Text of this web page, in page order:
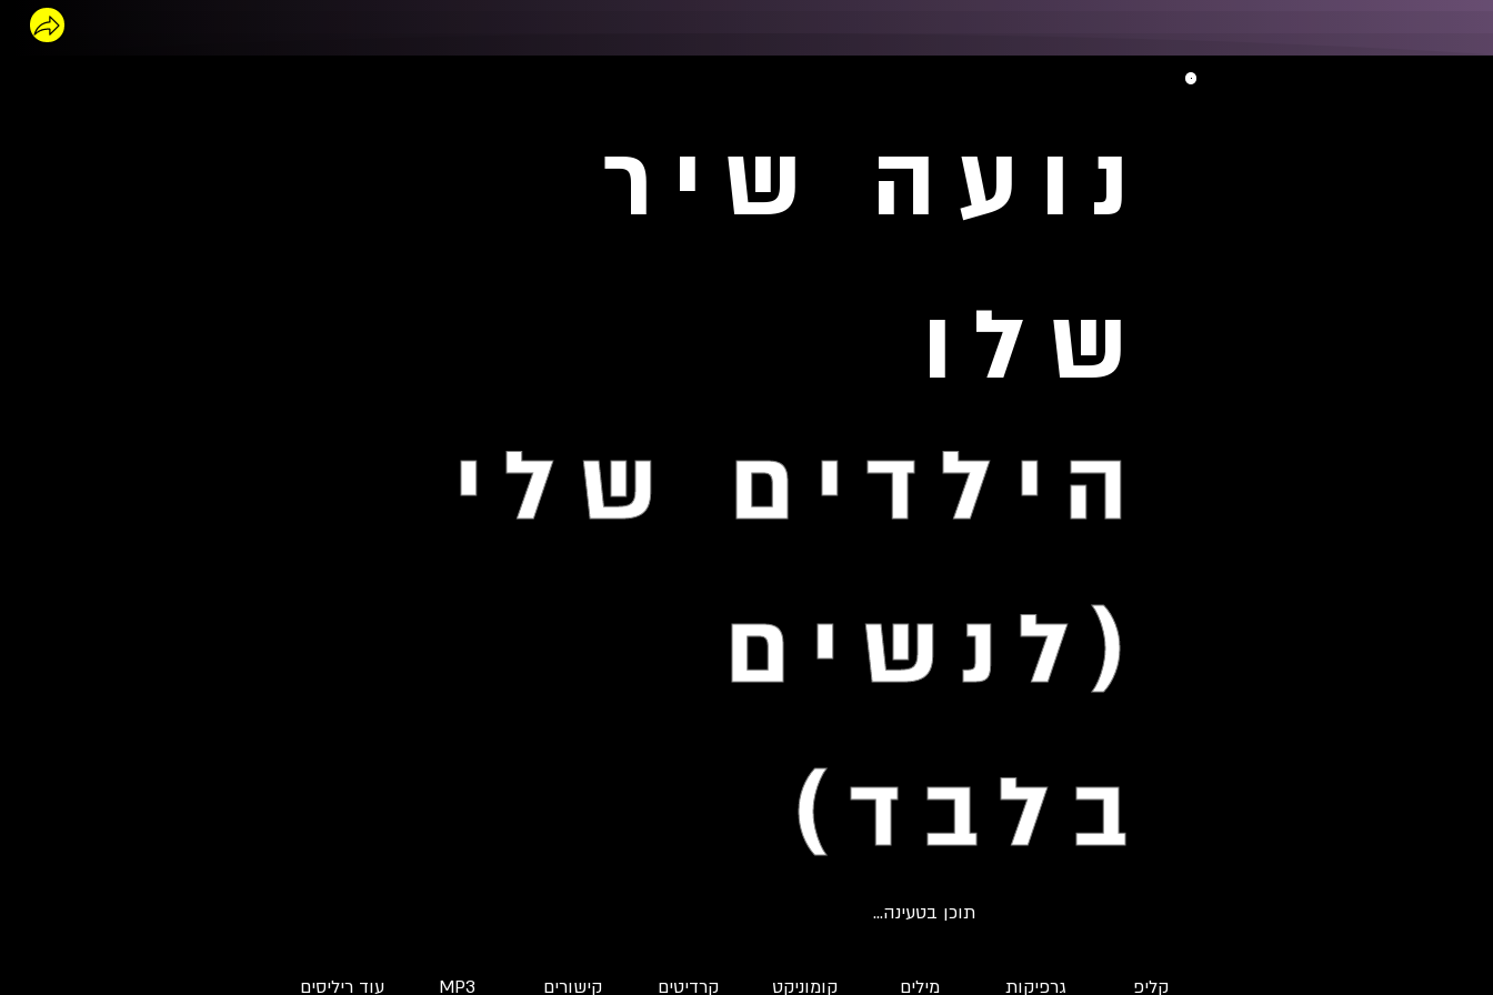
נועה שיר
שלו
הילדים שלי
(לנשים
בלבד)
תוכן בטעינה...
קליפ גרפיקות מילים קומוניקט קרדיטים קישורים MP3 עוד ריליסים